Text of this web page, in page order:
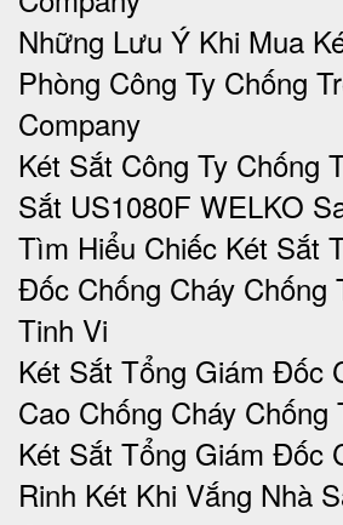
Những Lưu Ý Khi Mua
Phòng Công Ty Chống
Company
Két Sắt Công Ty Chống
Sắt US1080F WELKO
Tìm Hiểu Chiếc Két Sắt
Đốc Chống Cháy Chống
Tinh Vi
Két Sắt Tổng Giám Đốc
Cao Chống Cháy Chống
Két Sắt Tổng Giám Đốc
Rinh Két Khi Vắng Nhà